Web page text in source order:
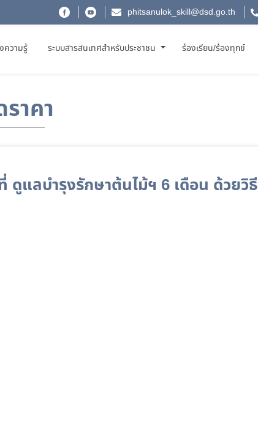
phitsanulok_skill@dsd.go.th
ความรู้ ระบบสารสนเทศสำหรับประชาชน ร้องเรียน/ร้องทุกข์
าคา
ดูแลบำรุงรักษาต้นไม้ฯ 6 เดือน ด้วยวิธี